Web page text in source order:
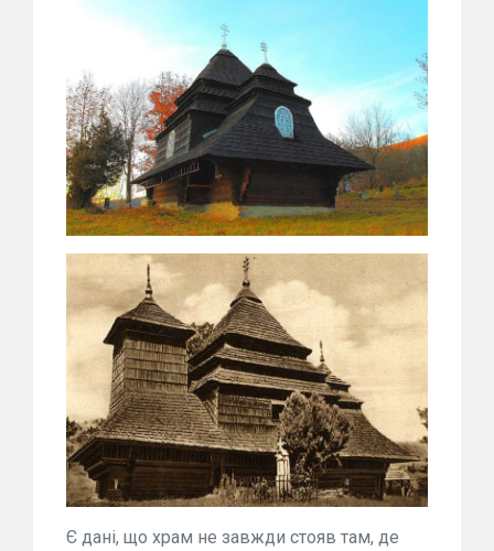
Є дані, що храм не завжди стояв там, де